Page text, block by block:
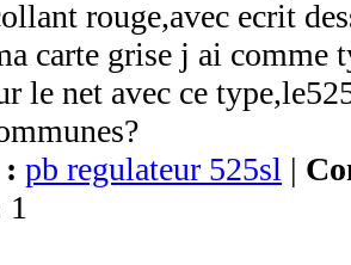
rouge,avec ecrit
carte grise j ai comme
le net avec ce
pb regulateur 525sl |
1